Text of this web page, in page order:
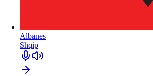
Albanes
Shqip